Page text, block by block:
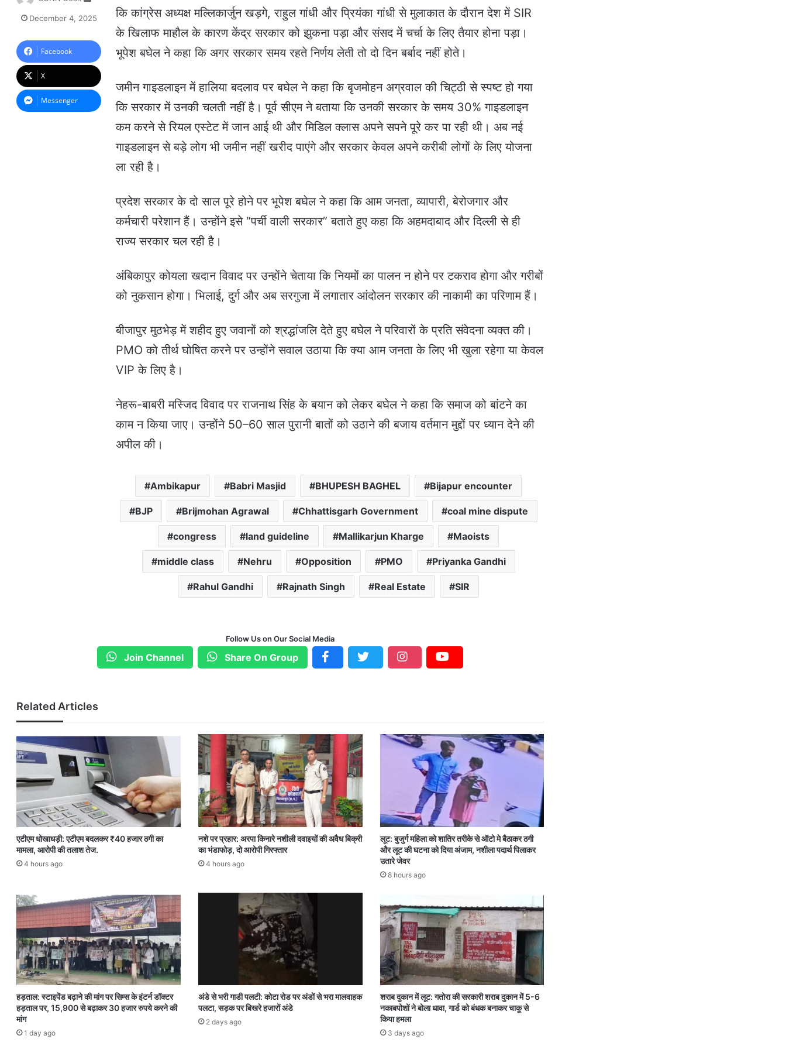
कि कांग्रेस अध्यक्ष मल्लिकार्जुन खड़गे, राहुल गांधी और प्रियंका गांधी से मुलाकात के दौरान देश में SIR
के खिलाफ माहौल के कारण केंद्र सरकार को झुकना पड़ा और संसद में चर्चा के लिए तैयार होना पड़ा।
भूपेश बघेल ने कहा कि अगर सरकार समय रहते निर्णय लेती तो दो दिन बर्बाद नहीं होते।
जमीन गाइडलाइन में हालिया बदलाव पर बघेल ने कहा कि बृजमोहन अग्रवाल की चिट्ठी से स्पष्ट हो गया
कि सरकार में उनकी चलती नहीं है। पूर्व सीएम ने बताया कि उनकी सरकार के समय 30% गाइडलाइन
कम करने से रियल एस्टेट में जान आई थी और मिडिल क्लास अपने सपने पूरे कर पा रही थी। अब नई
गाइडलाइन से बड़े लोग भी जमीन नहीं खरीद पाएंगे और सरकार केवल अपने करीबी लोगों के लिए योजना
ला रही है।
प्रदेश सरकार के दो साल पूरे होने पर भूपेश बघेल ने कहा कि आम जनता, व्यापारी, बेरोजगार और
कर्मचारी परेशान हैं। उन्होंने इसे “पर्ची वाली सरकार” बताते हुए कहा कि अहमदाबाद और दिल्ली से ही
राज्य सरकार चल रही है।
अंबिकापुर कोयला खदान विवाद पर उन्होंने चेताया कि नियमों का पालन न होने पर टकराव होगा और गरीबों
को नुकसान होगा। भिलाई, दुर्ग और अब सरगुजा में लगातार आंदोलन सरकार की नाकामी का परिणाम हैं।
बीजापुर मुठभेड़ में शहीद हुए जवानों को श्रद्धांजलि देते हुए बघेल ने परिवारों के प्रति संवेदना व्यक्त की।
PMO को तीर्थ घोषित करने पर उन्होंने सवाल उठाया कि क्या आम जनता के लिए भी खुला रहेगा या केवल
VIP के लिए है।
नेहरू-बाबरी मस्जिद विवाद पर राजनाथ सिंह के बयान को लेकर बघेल ने कहा कि समाज को बांटने का
काम न किया जाए। उन्होंने 50–60 साल पुरानी बातों को उठाने की बजाय वर्तमान मुद्दों पर ध्यान देने की
अपील की।
Ambikapur Babri Masjid BHUPESH BAGHEL Bijapur encounter
BJP Brijmohan Agrawal Chhattisgarh Government coal mine dispute
congress land guideline Mallikarjun Kharge Maoists
middle class Nehru Opposition PMO Priyanka Gandhi
Rahul Gandhi Rajnath Singh Real Estate SIR
n
n
m
December 4, 2025
Facebook
X
Messenger
Follow Us on Our Social Media
Join Channel Share On Group
Related Articles
एटीएम धोखाधड़ी: एटीएम बदलकर ₹40 हजार ठगी का
मामला, आरोपी की तलाश तेज.
4 hours ago
नशे पर प्रहार: अरपा किनारे नशीली दवाइयों की अवैध बिक्री
का भंडाफोड़, दो आरोपी गिरफ्तार
4 hours ago
लूट: बुजुर्ग महिला को शातिर तरीके से ऑटो मे बैठाकर ठगी
और लूट की घटना को दिया अंजाम, नशीला पदार्थ पिलाकर
उतारे जेवर
8 hours ago
हड़ताल: स्टाइपेंड बढ़ाने की मांग पर सिम्स के इंटर्न डॉक्टर
हड़ताल पर, 15,900 से बढ़ाकर 30 हजार रुपये करने की
मांग
1 day ago
अंडे से भरी गाडी पलटी: कोटा रोड पर अंडों से भरा मालवाहक
पलटा, सड़क पर बिखरे हजारों अंडे
2 days ago
शराब दुकान में लूट: गतोरा की सरकारी शराब दुकान में 5-6
नकाबपोशों ने बोला धावा, गार्ड को बंधक बनाकर चाकू से
किया हमला
3 days ago